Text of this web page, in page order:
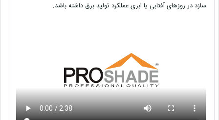
سازد در روزهای آفتابی یا ابری عملکرد تولید برق داشته باشد.